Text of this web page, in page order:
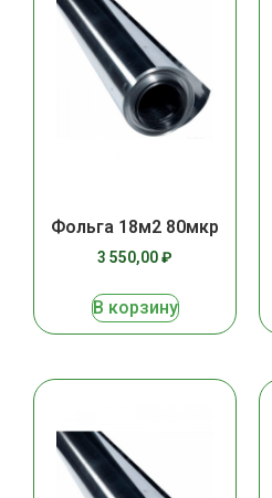
Фольга 18м2 80мкр
3 550,00₽
В корзину